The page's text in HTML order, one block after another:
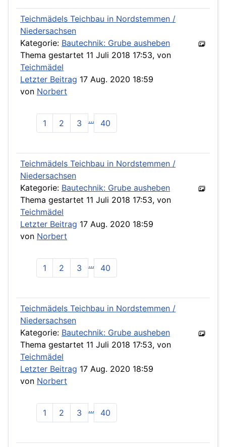
Teichmädels Teichbau in Nordstemmen /
Niedersachsen
Kategorie: Bautechnik: Grube ausheben
Thema gestartet 11 Juli 2018 17:53, von
Teichmädel
Letzter Beitrag 17 Aug. 2020 18:59
von Norbert
1 2 3 ... 40
Teichmädels Teichbau in Nordstemmen /
Niedersachsen
Kategorie: Bautechnik: Grube ausheben
Thema gestartet 11 Juli 2018 17:53, von
Teichmädel
Letzter Beitrag 17 Aug. 2020 18:59
von Norbert
1 2 3 ... 40
Teichmädels Teichbau in Nordstemmen /
Niedersachsen
Kategorie: Bautechnik: Grube ausheben
Thema gestartet 11 Juli 2018 17:53, von
Teichmädel
Letzter Beitrag 17 Aug. 2020 18:59
von Norbert
1 2 3 ... 40